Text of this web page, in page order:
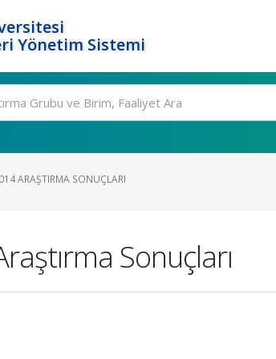
Yönetim Sistemi
ARAŞTIRMA SONUÇLARI
Sonuçları